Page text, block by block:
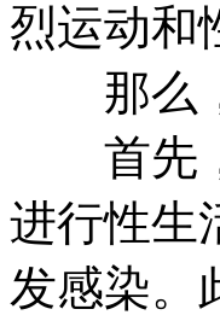
烈运动和
那么，
首先，
进行性生
发感染。